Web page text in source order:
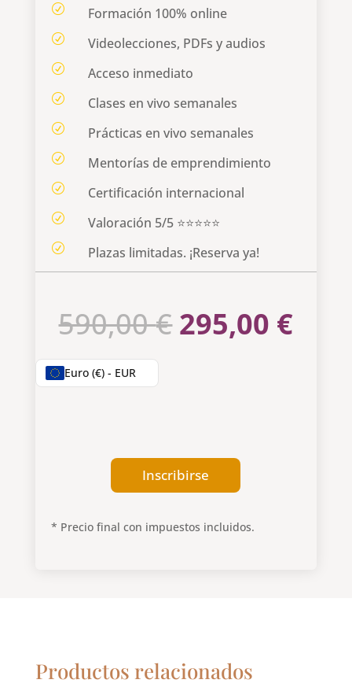
R Formación 100% online
R Videolecciones, PDFs y audios
R Acceso inmediato
R Clases en vivo semanales
R Prácticas en vivo semanales
R Mentorías de emprendimiento
R Certificación internacional
R Valoración 5/5 ⭐⭐⭐⭐⭐
R Plazas limitadas. ¡Reserva ya!
590,00€El
precio
295,00 €
Euro (€) - EUR
Inscribirse
* Precio final con impuestos incluidos.
Productos relacionados